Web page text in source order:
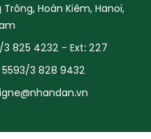
Hoàn Kiêm, Hanoï,
825 4232 - Ext: 227
3 828 9432